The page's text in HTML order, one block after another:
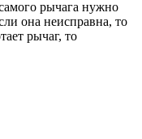
рычага нужно
она неисправна, то
рычаг, то